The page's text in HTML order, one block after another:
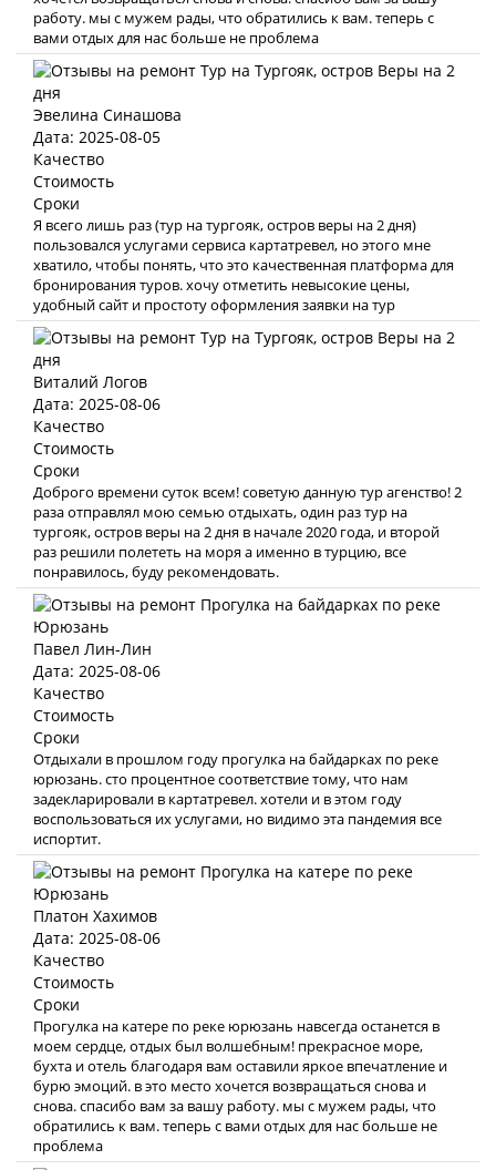
работу. мы с мужем рады, что обратились к вам. теперь с
вами отдых для нас больше не проблема
Эвелина Синашова
Дата: 2025-08-05
Качество
Стоимость
Сроки
Я всего лишь раз (тур на тургояк, остров веры на 2 дня)
пользовался услугами сервиса картатревел, но этого мне
хватило, чтобы понять, что это качественная платформа для
бронирования туров. хочу отметить невысокие цены,
удобный сайт и простоту оформления заявки на тур
Виталий Логов
Дата: 2025-08-06
Качество
Стоимость
Сроки
Доброго времени суток всем! советую данную тур агенство! 2
раза отправлял мою семью отдыхать, один раз тур на
тургояк, остров веры на 2 дня в начале 2020 года, и второй
раз решили полететь на моря а именно в турцию, все
понравилось, буду рекомендовать.
Павел Лин-Лин
Дата: 2025-08-06
Качество
Стоимость
Сроки
Отдыхали в прошлом году прогулка на байдарках по реке
юрюзань. сто процентное соответствие тому, что нам
задекларировали в картатревел. хотели и в этом году
воспользоваться их услугами, но видимо эта пандемия все
испортит.
Платон Хахимов
Дата: 2025-08-06
Качество
Стоимость
Сроки
Прогулка на катере по реке юрюзань навсегда останется в
моем сердце, отдых был волшебным! прекрасное море,
бухта и отель благодаря вам оставили яркое впечатление и
бурю эмоций. в это место хочется возвращаться снова и
снова. спасибо вам за вашу работу. мы с мужем рады, что
обратились к вам. теперь с вами отдых для нас больше не
проблема